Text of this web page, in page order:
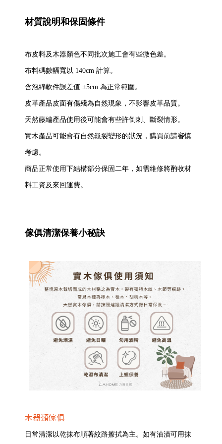
材質說明和保固條件
布皮料及木器顏色不同批次施工會有些微色差。
布料碼數幅寬以 140cm 計算。
含泡綿軟件誤差值 ±5cm 為正常範圍。
皮革產品皮面有傷殘為自然現象，不影響皮革品質。
天然藤編產品使用後可能會有些許倒刺、斷裂情形。
實木產品可能會有自然龜裂變形的狀況，購買前請審慎
考慮。
商品正常使用下結構部分保固二年，如需維修將酌收材
料工資及來回運費。
傢俱清潔保養小秘訣
木器類傢俱
日常清潔以乾抹布順著紋路擦拭為主。如有油漬可用抹